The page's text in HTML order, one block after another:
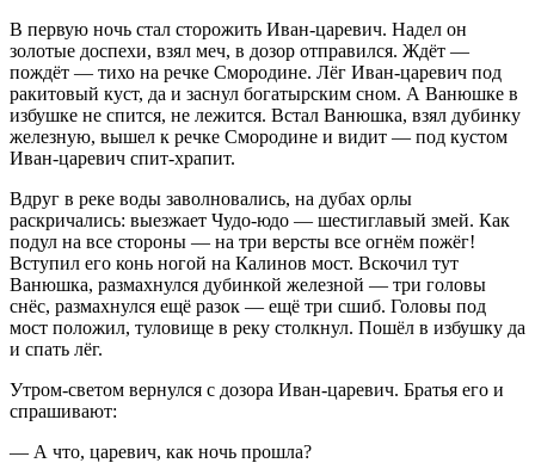
В первую ночь стал сторожить Иван-царевич. Надел он
золотые доспехи, взял меч, в дозор отправился. Ждёт —
пождёт — тихо на речке Смородине. Лёг Иван-царевич под
ракитовый куст, да и заснул богатырским сном. А Ванюшке в
избушке не спится, не лежится. Встал Ванюшка, взял дубинку
железную, вышел к речке Смородине и видит — под кустом
Иван-царевич спит-храпит.
Вдруг в реке воды заволновались, на дубах орлы
раскричались: выезжает Чудо-юдо — шестиглавый змей. Как
подул на все стороны — на три версты все огнём пожёг!
Вступил его конь ногой на Калинов мост. Вскочил тут
Ванюшка, размахнулся дубинкой железной — три головы
снёс, размахнулся ещё разок — ещё три сшиб. Головы под
мост положил, туловище в реку столкнул. Пошёл в избушку да
и спать лёг.
Утром-светом вернулся с дозора Иван-царевич. Братья его и
спрашивают:
— А что, царевич, как ночь прошла?